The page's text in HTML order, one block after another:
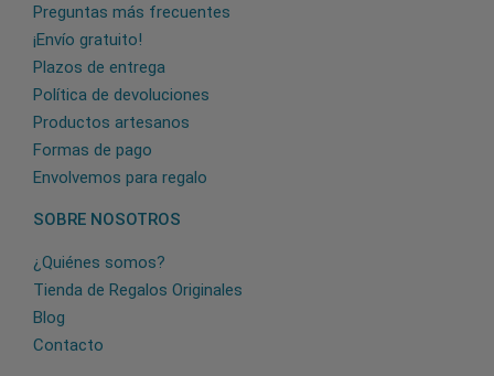
Preguntas más frecuentes
¡Envío gratuito!
Plazos de entrega
Política de devoluciones
Productos artesanos
Formas de pago
Envolvemos para regalo
SOBRE NOSOTROS
¿Quiénes somos?
Tienda de Regalos Originales
Blog
Contacto